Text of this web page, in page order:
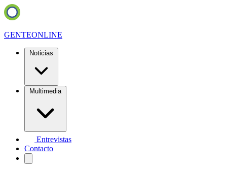
GENTEONLINE
Noticias
Multimedia
Entrevistas
Contacto